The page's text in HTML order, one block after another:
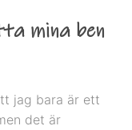
mina ben
jag bara är ett
det är